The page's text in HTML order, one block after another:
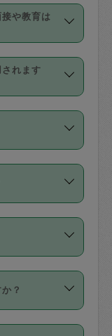
ことが可
スカジさ
くださ
調整はで
の対象外
ィールで
作業、屋
持ちの
格者で保
で料理関
、日本で
先生とし
出身の
ドの方が
。
自の得意
や教育は
接と説明
証明書の
す。外国
トレーニ
ニングの
たタスカ
目のレビュ
登録に際
れます
タスカジ
の作業に
除、洗
人にけが
補償金額
（72時間
っていま
ることが
類がありま
ット契約
はありま
用するこ
ジさんを
？
んの同意